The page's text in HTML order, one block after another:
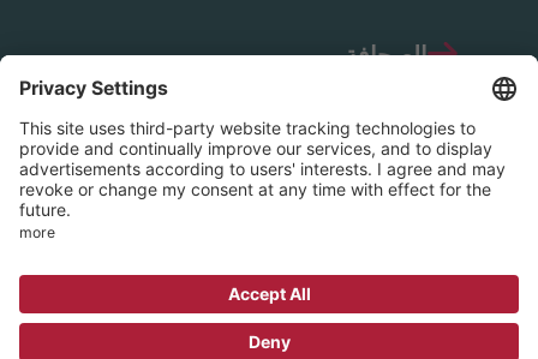
الصحافة
حماية البيانات
© 2026 جمعية EVIM - الجمعية البروتستانتية
للإرسالية الداخلية في ناسو